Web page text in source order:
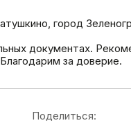
город
документах.
за доверие.
Поделиться: